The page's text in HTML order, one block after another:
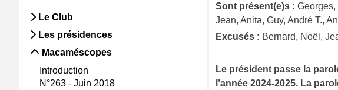
Le Club
Les présidences
Macaméscopes
Introduction
N°263 - Juin 2018
Sont présent(e)s :
Jean, Anita, Guy, André T.,
Excusés : Bernard, Noël,
Le président passe la
l’année 2024-2025. La